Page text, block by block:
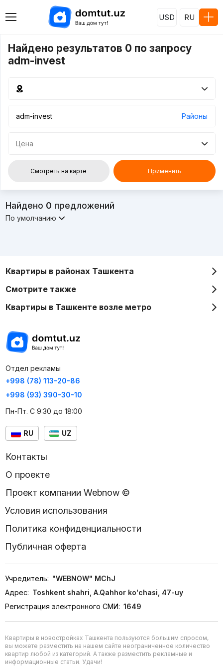
USD RU
Найдено результатов 0 по запросу
adm-invest
Районы
Цена
Смотреть на карте Применить
Найдено 0 предложений
По умолчанию
Квартиры в районах Ташкента
Смотрите также
Квартиры в Ташкенте возле метро
Отдел рекламы
+998 (78) 113-20-86
+998 (93) 390-30-10
Пн-Пт. С 9:30 до 18:00
RU UZ
Контакты
О проекте
Проект компании Webnow ©
Условия использования
Политика конфиденциальности
Публичная оферта
Учредитель: "WEBNOW" MChJ
Адрес: Toshkent shahri, A.Qahhor ko'chasi, 47-uy
Регистрация электронного СМИ: 1649
Квартиры в новостройках Ташкента пользуются большим спросом,
вы можете разместить на нашем сайте неограниченное количество
квартир любой из категорий. А также разместить рекламные и
информационные статьи. Удачи!